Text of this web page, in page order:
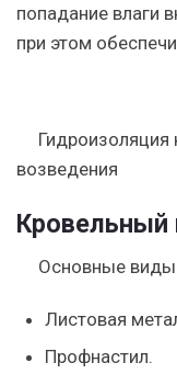
попадание влаги
при этом
возведения
Кровельный
Основные виды
Листовая
Профнастил.